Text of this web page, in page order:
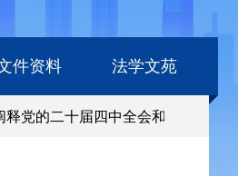
件资料 法学文苑
的二十届四中全会和中央全面依